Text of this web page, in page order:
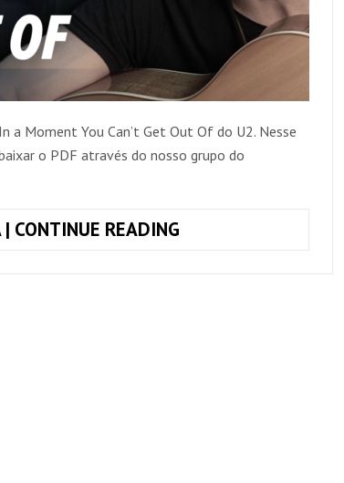
a Moment You Can’t Get Out Of do U2. Nesse
o PDF através do nosso grupo do
CONTINUE READING